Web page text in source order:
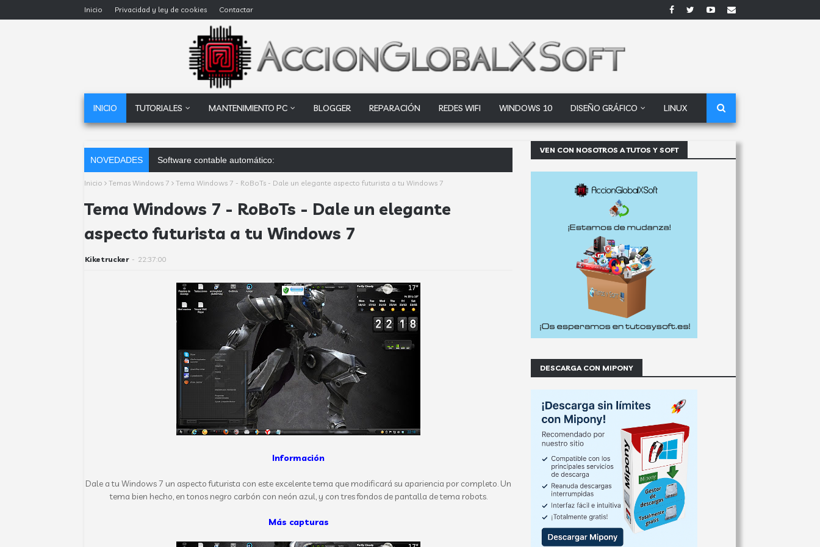
Inicio Privacidad y ley de cookies Contactar
INICIO TUTORIALES MANTENIMIENTO PC BLOGGER REPARACIÓN REDES WIFI WINDOWS 10 DISEÑO GRÁFICO LINUX
NOVEDADES Software contable automático: factores clave que debes analizar
Inicio Temas Windows 7 Tema Windows 7 - RoBoTs - Dale un elegante aspecto futurista a tu Windows 7
Tema Windows 7 - RoBoTs - Dale un elegante
aspecto futurista a tu Windows 7
Kiketrucker - 22:37:00
Información
Dale a tu Windows 7 un aspecto futurista con este excelente tema que modificará su apariencia por completo. Un
tema bien hecho, en tonos negro carbón con neón azul, y con tres fondos de pantalla de tema robots.
Más capturas
VEN CON NOSOTROS A TUTOS Y SOFT
DESCARGA CON MIPONY